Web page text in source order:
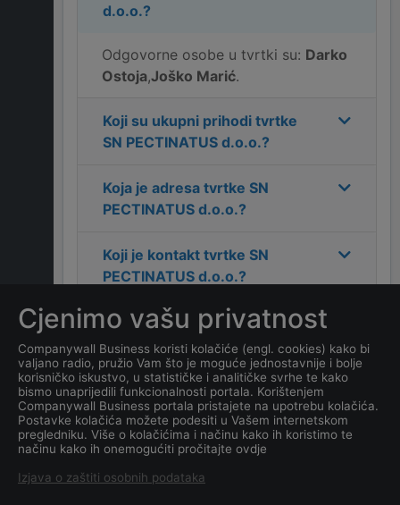
d.o.o.?
Odgovorne osobe u tvrtki su: Darko
Ostoja,Joško Marić.
Koji su ukupni prihodi tvrtke
SN PECTINATUS d.o.o.?
Koja je adresa tvrtke SN
PECTINATUS d.o.o.?
Koji je kontakt tvrtke SN
PECTINATUS d.o.o.?
Koliko ima zaposlenih
kompanijaSN PECTINATUS
d.o.o.?
Koji je datum osnivanja
tvrtkeSN PECTINATUS
d.o.o.?
Cjenimo vašu privatnost
Companywall Business koristi kolačiće (engl. cookies) kako bi
valjano radio, pružio Vam što je moguće jednostavnije i bolje
korisničko iskustvo, u statističke i analitičke svrhe te kako
bismo unaprijedili funkcionalnosti portala. Korištenjem
Companywall Business portala pristajete na upotrebu kolačića.
Postavke kolačića možete podesiti u Vašem internetskom
pregledniku. Više o kolačićima i načinu kako ih koristimo te
načinu kako ih onemogućiti pročitajte ovdje
Izjava o zaštiti osobnih podataka